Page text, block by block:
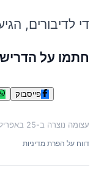
די לדיבורים,
חתמו על
פייסבוק
עצומה נוצרה ב-25 באפריל 2026
דווח על הפרת מדיניות